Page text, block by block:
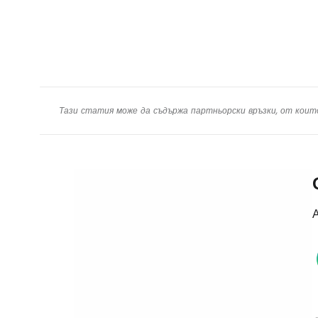
Тази статия може да съдържа партньорски връзки, от